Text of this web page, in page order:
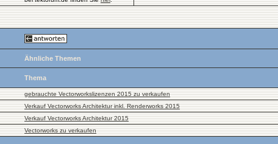
Ähnliche Themen
Thema
gebrauchte Vectorworkslizenzen 2015 zu verkaufen
Verkauf Vectorworks Architektur inkl. Renderworks 2015
Verkauf Vectorworks Architektur 2015
Vectorworks zu verkaufen